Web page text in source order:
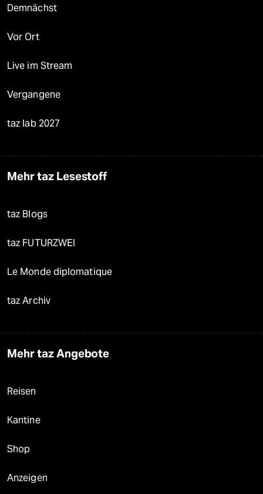
Demnächst
Vor Ort
Live im Stream
Vergangene
taz lab 2027
Mehr taz Lesestoff
taz Blogs
taz FUTURZWEI
Le Monde diplomatique
taz Archiv
Mehr taz Angebote
Reisen
Kantine
Shop
Anzeigen